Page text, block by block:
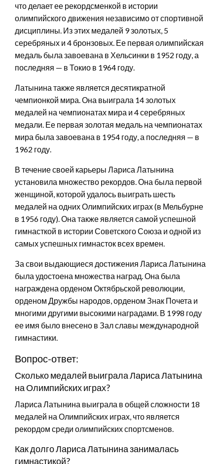
что делает ее рекордсменкой в истории
олимпийского движения независимо от спортивной
дисциплины. Из этих медалей 9 золотых, 5
серебряных и 4 бронзовых. Ее первая олимпийская
медаль была завоевана в Хельсинки в 1952 году, а
последняя — в Токио в 1964 году.
Латынина также является десятикратной
чемпионкой мира. Она выиграла 14 золотых
медалей на чемпионатах мира и 4 серебряных
медали. Ее первая золотая медаль на чемпионатах
мира была завоевана в 1954 году, а последняя — в
1962 году.
В течение своей карьеры Лариса Латынина
установила множество рекордов. Она была первой
женщиной, которой удалось выиграть шесть
медалей на одних Олимпийских играх (в Мельбурне
в 1956 году). Она также является самой успешной
гимнасткой в истории Советского Союза и одной из
самых успешных гимнасток всех времен.
За свои выдающиеся достижения Лариса Латынина
была удостоена множества наград. Она была
награждена орденом Октябрьской революции,
орденом Дружбы народов, орденом Знак Почета и
многими другими высокими наградами. В 1998 году
ее имя было внесено в Зал славы международной
гимнастики.
Вопрос-ответ:
Сколько медалей выиграла Лариса Латынина
на Олимпийских играх?
Лариса Латынина выиграла в общей сложности 18
медалей на Олимпийских играх, что является
рекордом среди олимпийских спортсменов.
Как долго Лариса Латынина занималась
гимнастикой?